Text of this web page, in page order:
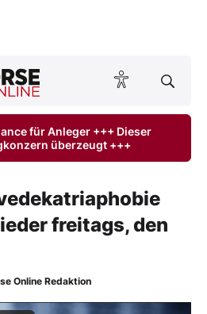
für Anleger +++ Dieser
überzeugt +++
freitags, den
Online Redaktion